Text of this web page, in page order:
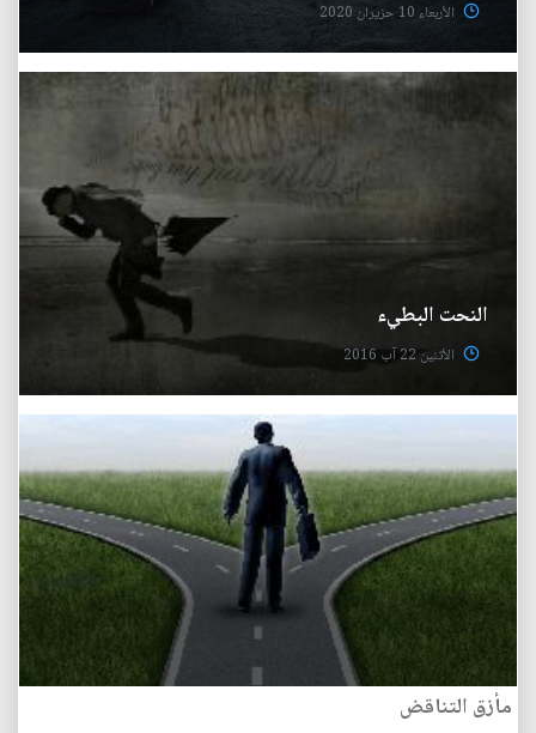
الأربعاء 10 حزيران 2020
النحت البطيء
الأثنين 22 آب 2016
مأزق التناقض